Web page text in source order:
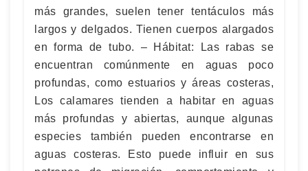
más grandes, suelen tener tentáculos más
largos y delgados. Tienen cuerpos alargados
en forma de tubo. – Hábitat: Las rabas se
encuentran comúnmente en aguas poco
profundas, como estuarios y áreas costeras,
Los calamares tienden a habitar en aguas
más profundas y abiertas, aunque algunas
especies también pueden encontrarse en
aguas costeras. Esto puede influir en sus